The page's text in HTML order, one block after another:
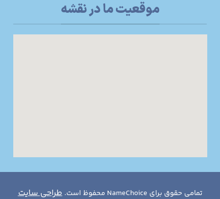
موقعیت ما در نقشه
تمامی حقوق برای NameChoice محفوظ است. طراحی سایت